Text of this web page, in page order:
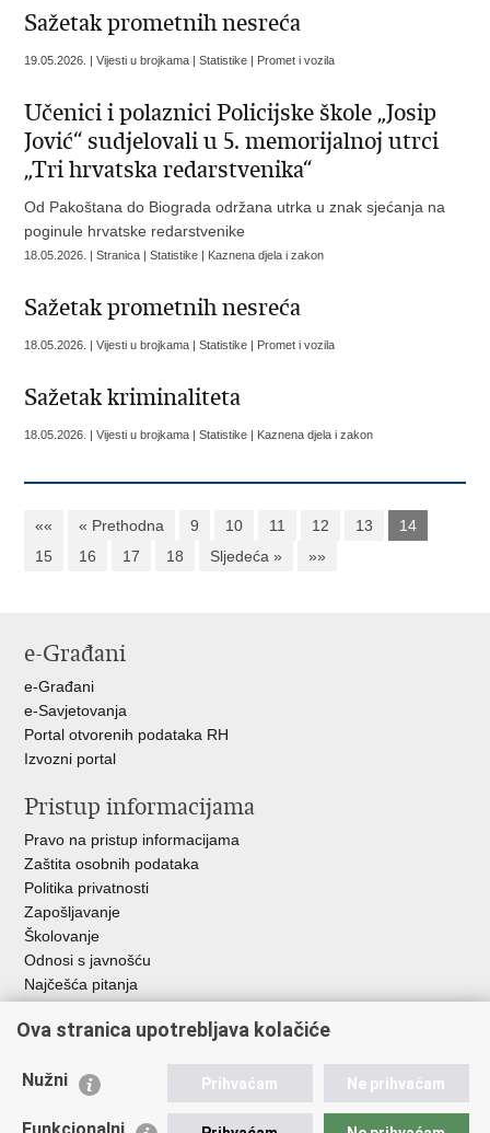
Sažetak prometnih nesreća
19.05.2026. | Vijesti u brojkama | Statistike | Promet i vozila
Učenici i polaznici Policijske škole „Josip
Jović“ sudjelovali u 5. memorijalnoj utrci
„Tri hrvatska redarstvenika“
Od Pakoštana do Biograda održana utrka u znak sjećanja na
poginule hrvatske redarstvenike
18.05.2026. | Stranica | Statistike | Kaznena djela i zakon
Sažetak prometnih nesreća
18.05.2026. | Vijesti u brojkama | Statistike | Promet i vozila
Sažetak kriminaliteta
18.05.2026. | Vijesti u brojkama | Statistike | Kaznena djela i zakon
«« « Prethodna 9 10 11 12 13
14
15
16 17 18 Sljedeća » »»
e-Građani
e-Građani
e-Savjetovanja
Portal otvorenih podataka RH
Izvozni portal
Pristup informacijama
Pravo na pristup informacijama
Zaštita osobnih podataka
Politika privatnosti
Zapošljavanje
Školovanje
Odnosi s javnošću
Najčešća pitanja
Važne poveznice
EMN Nacionalna kontaktna točka za Republiku Hrvatsku
Ova stranica upotrebljava kolačiće
Nužni Prihvaćam Ne prihvaćam